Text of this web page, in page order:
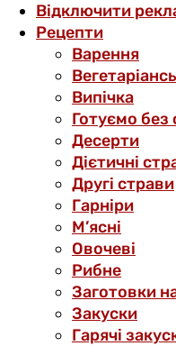
Відключити
Рецепти
Варення
Випічка
Готуємо без
Десерти
Дієтичні
Другі страви
Гарніри
М’ясні
Овочеві
Рибне
Заготовки
Закуски
Гарячі